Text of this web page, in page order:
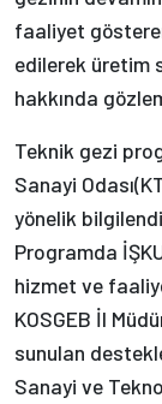
faaliyet
edilerek üretim
hakkında
Teknik gezi
Sanayi
yönelik
Programda
hizmet ve
KOSGEB İl
sunulan
Sanayi ve